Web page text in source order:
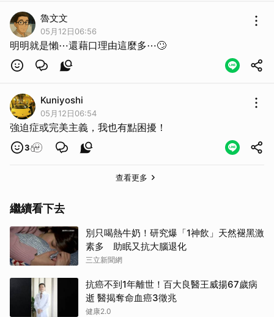
魯文文
05月12日06:56
明明就是懶⋯還藉口理由這麼多⋯🙄
Kuniyoshi
05月12日06:54
強迫症或完美主義，我也有點困擾！
3
查看更多
繼續看下去
別只喝熱牛奶！研究爆「1神飲」天然褪黑激
素多 助眠又抗大腦退化
三立新聞網
抗癌不到1年離世！百大良醫王威揚67歲病
逝 醫揭奪命血癌3徵兆
健康2.0